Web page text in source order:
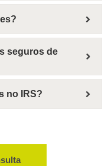
seguros de
no IRS?